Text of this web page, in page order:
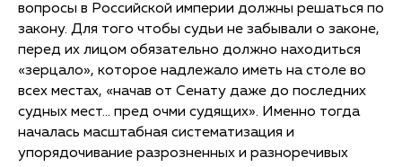
вопросы в Российской империи должны решаться по
закону. Для того чтобы судьи не забывали о законе,
перед их лицом обязательно должно находиться
«зерцало», которое надлежало иметь на столе во
всех местах, «начав от Сенату даже до последних
судных мест… пред очми судящих». Именно тогда
началась масштабная систематизация и
упорядочивание разрозненных и разноречивых